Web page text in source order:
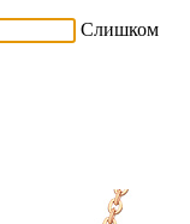
Слишком